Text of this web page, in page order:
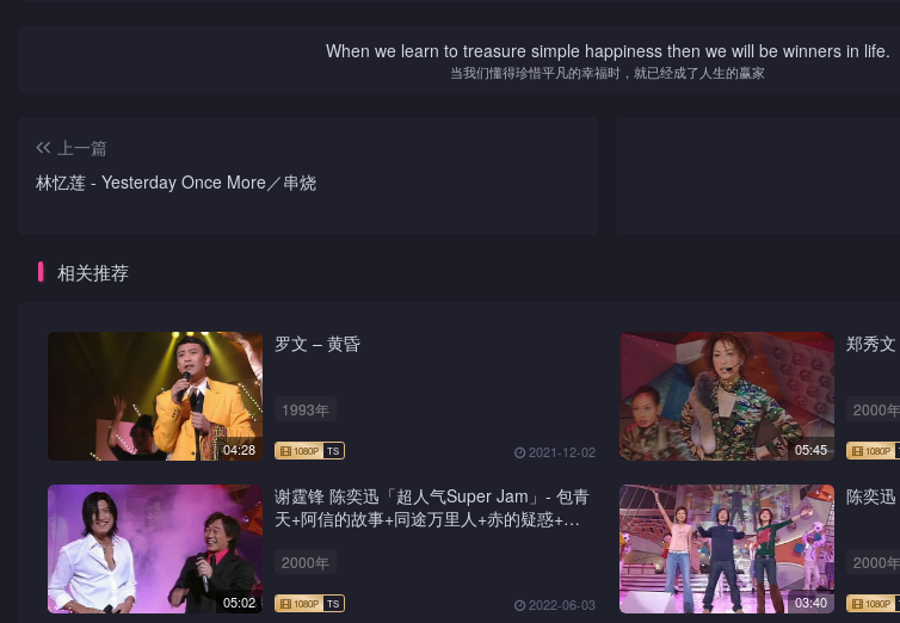
When we learn to treasure simple happiness then we will be winners in life.
当我们懂得珍惜平凡的幸福时，就已经成了人生的赢家
上一篇
林忆莲 - Yesterday Once More／串烧
相关推荐
04:28
罗文 – 黄昏
1993年
2021-12-02 05:45
郑秀
2000年
05:02
谢霆锋 陈奕迅「超人气Super Jam」- 包青
天+阿信的故事+同途万里人+赤的疑惑+新
2000年
2022-06-03 03:40
陈奕迅
2000年